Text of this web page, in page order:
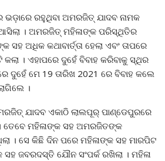
ଭଡ଼ାରେ ରହୁଥିବା ଅମରଜିତ୍ ଯାଦବ ନାମକ
। ଅମରଜିତ୍ ମହିଳାଙ୍କ ପରିସ୍ଥିତିର
ସହ ଅଧିକ କଥାବାର୍ତ୍ତା ହେଲା ଏବଂ ତାପରେ
। ଏହାପରେ ଦୁହେଁ ବିବାହ କରିବାକୁ ସ୍ଥିର
ଦୁହେଁ ମେ 19 ତାରିଖ 2021 ରେ ବିବାହ କଲେ
।
ଯାଦବ ଏକାଠି ଲାଲପୂର୍ ପାଣ୍ଡେପୁରରେ
ତେବେ ମହିଳାଙ୍କ ସହ ଅମରଜିତଙ୍କ
। ସେ କିଛି ଦିନ ପରେ ମହିଳାଙ୍କ ସହ ମାରପିଟ
ସହ ଜବରଦସ୍ତି ଯୌନ ସଂପର୍କ ରଖିଲା । ମହିଳା